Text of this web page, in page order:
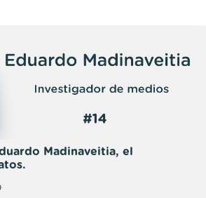
Madinaveitia, el